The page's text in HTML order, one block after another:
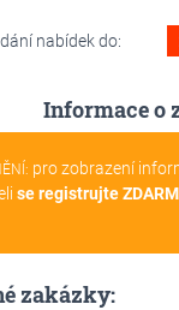
nabídek do:
Informace o
pro zobrazení
se registrujte
zakázky: